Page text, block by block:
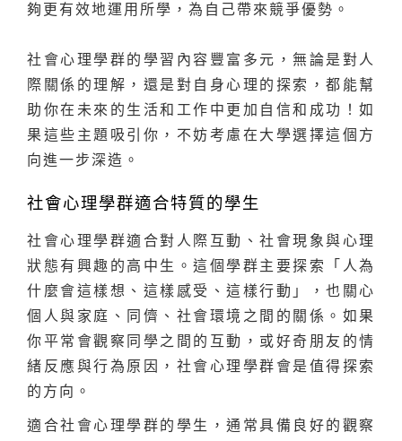
夠更有效地運用所學，為自己帶來競爭優勢。
社會心理學群的學習內容豐富多元，無論是對人
際關係的理解，還是對自身心理的探索，都能幫
助你在未來的生活和工作中更加自信和成功！如
果這些主題吸引你，不妨考慮在大學選擇這個方
向進一步深造。
社會心理學群適合特質的學生
社會心理學群適合對人際互動、社會現象與心理
狀態有興趣的高中生。這個學群主要探索「人為
什麼會這樣想、這樣感受、這樣行動」，也關心
個人與家庭、同儕、社會環境之間的關係。如果
你平常會觀察同學之間的互動，或好奇朋友的情
緒反應與行為原因，社會心理學群會是值得探索
的方向。
適合社會心理學群的學生，通常具備良好的觀察